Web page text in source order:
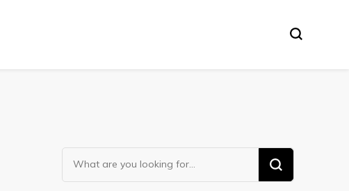
Looking
for